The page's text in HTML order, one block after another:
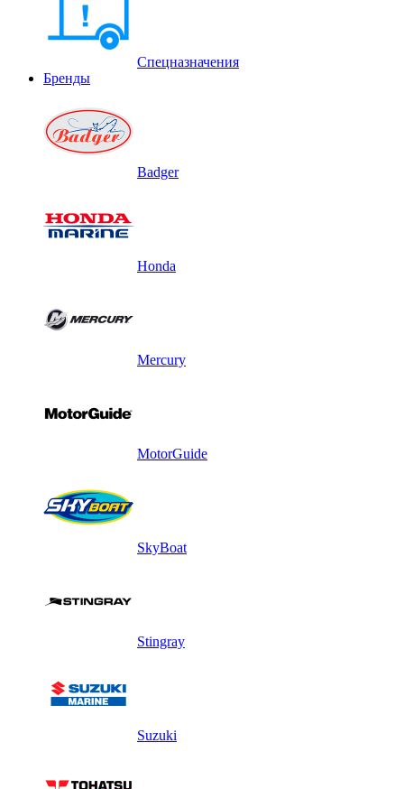
Спецназначения
Бренды
Badger
Honda
Mercury
MotorGuide
SkyBoat
Stingray
Suzuki